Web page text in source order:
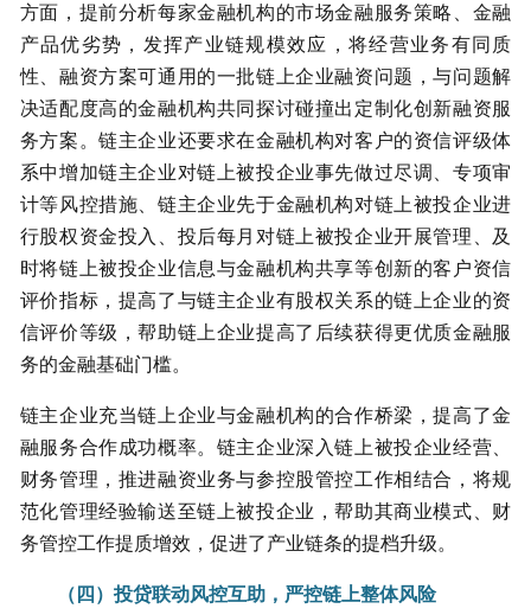
方面，提前分析每家金融机构的市场金融服务策略、金融
产品优劣势，发挥产业链规模效应，将经营业务有同质
性、融资方案可通用的一批链上企业融资问题，与问题解
决适配度高的金融机构共同探讨碰撞出定制化创新融资服
务方案。链主企业还要求在金融机构对客户的资信评级体
系中增加链主企业对链上被投企业事先做过尽调、专项审
计等风控措施、链主企业先于金融机构对链上被投企业进
行股权资金投入、投后每月对链上被投企业开展管理、及
时将链上被投企业信息与金融机构共享等创新的客户资信
评价指标，提高了与链主企业有股权关系的链上企业的资
信评价等级，帮助链上企业提高了后续获得更优质金融服
务的金融基础门槛。
链主企业充当链上企业与金融机构的合作桥梁，提高了金
融服务合作成功概率。链主企业深入链上被投企业经营、
财务管理，推进融资业务与参控股管控工作相结合，将规
范化管理经验输送至链上被投企业，帮助其商业模式、财
务管控工作提质增效，促进了产业链条的提档升级。
（四）投贷联动风控互助，严控链上整体风险